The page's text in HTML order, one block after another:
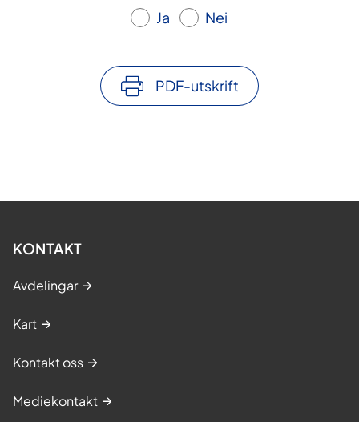
Ja Nei
PDF-utskrift
KONTAKT
Avdelingar
Kart
Kontakt oss
Mediekontakt